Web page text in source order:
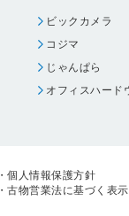
ビックカメラ
コジマ
じゃんぱら
オフィスハード
・個人情報保護方針
・古物営業法に基づく表示